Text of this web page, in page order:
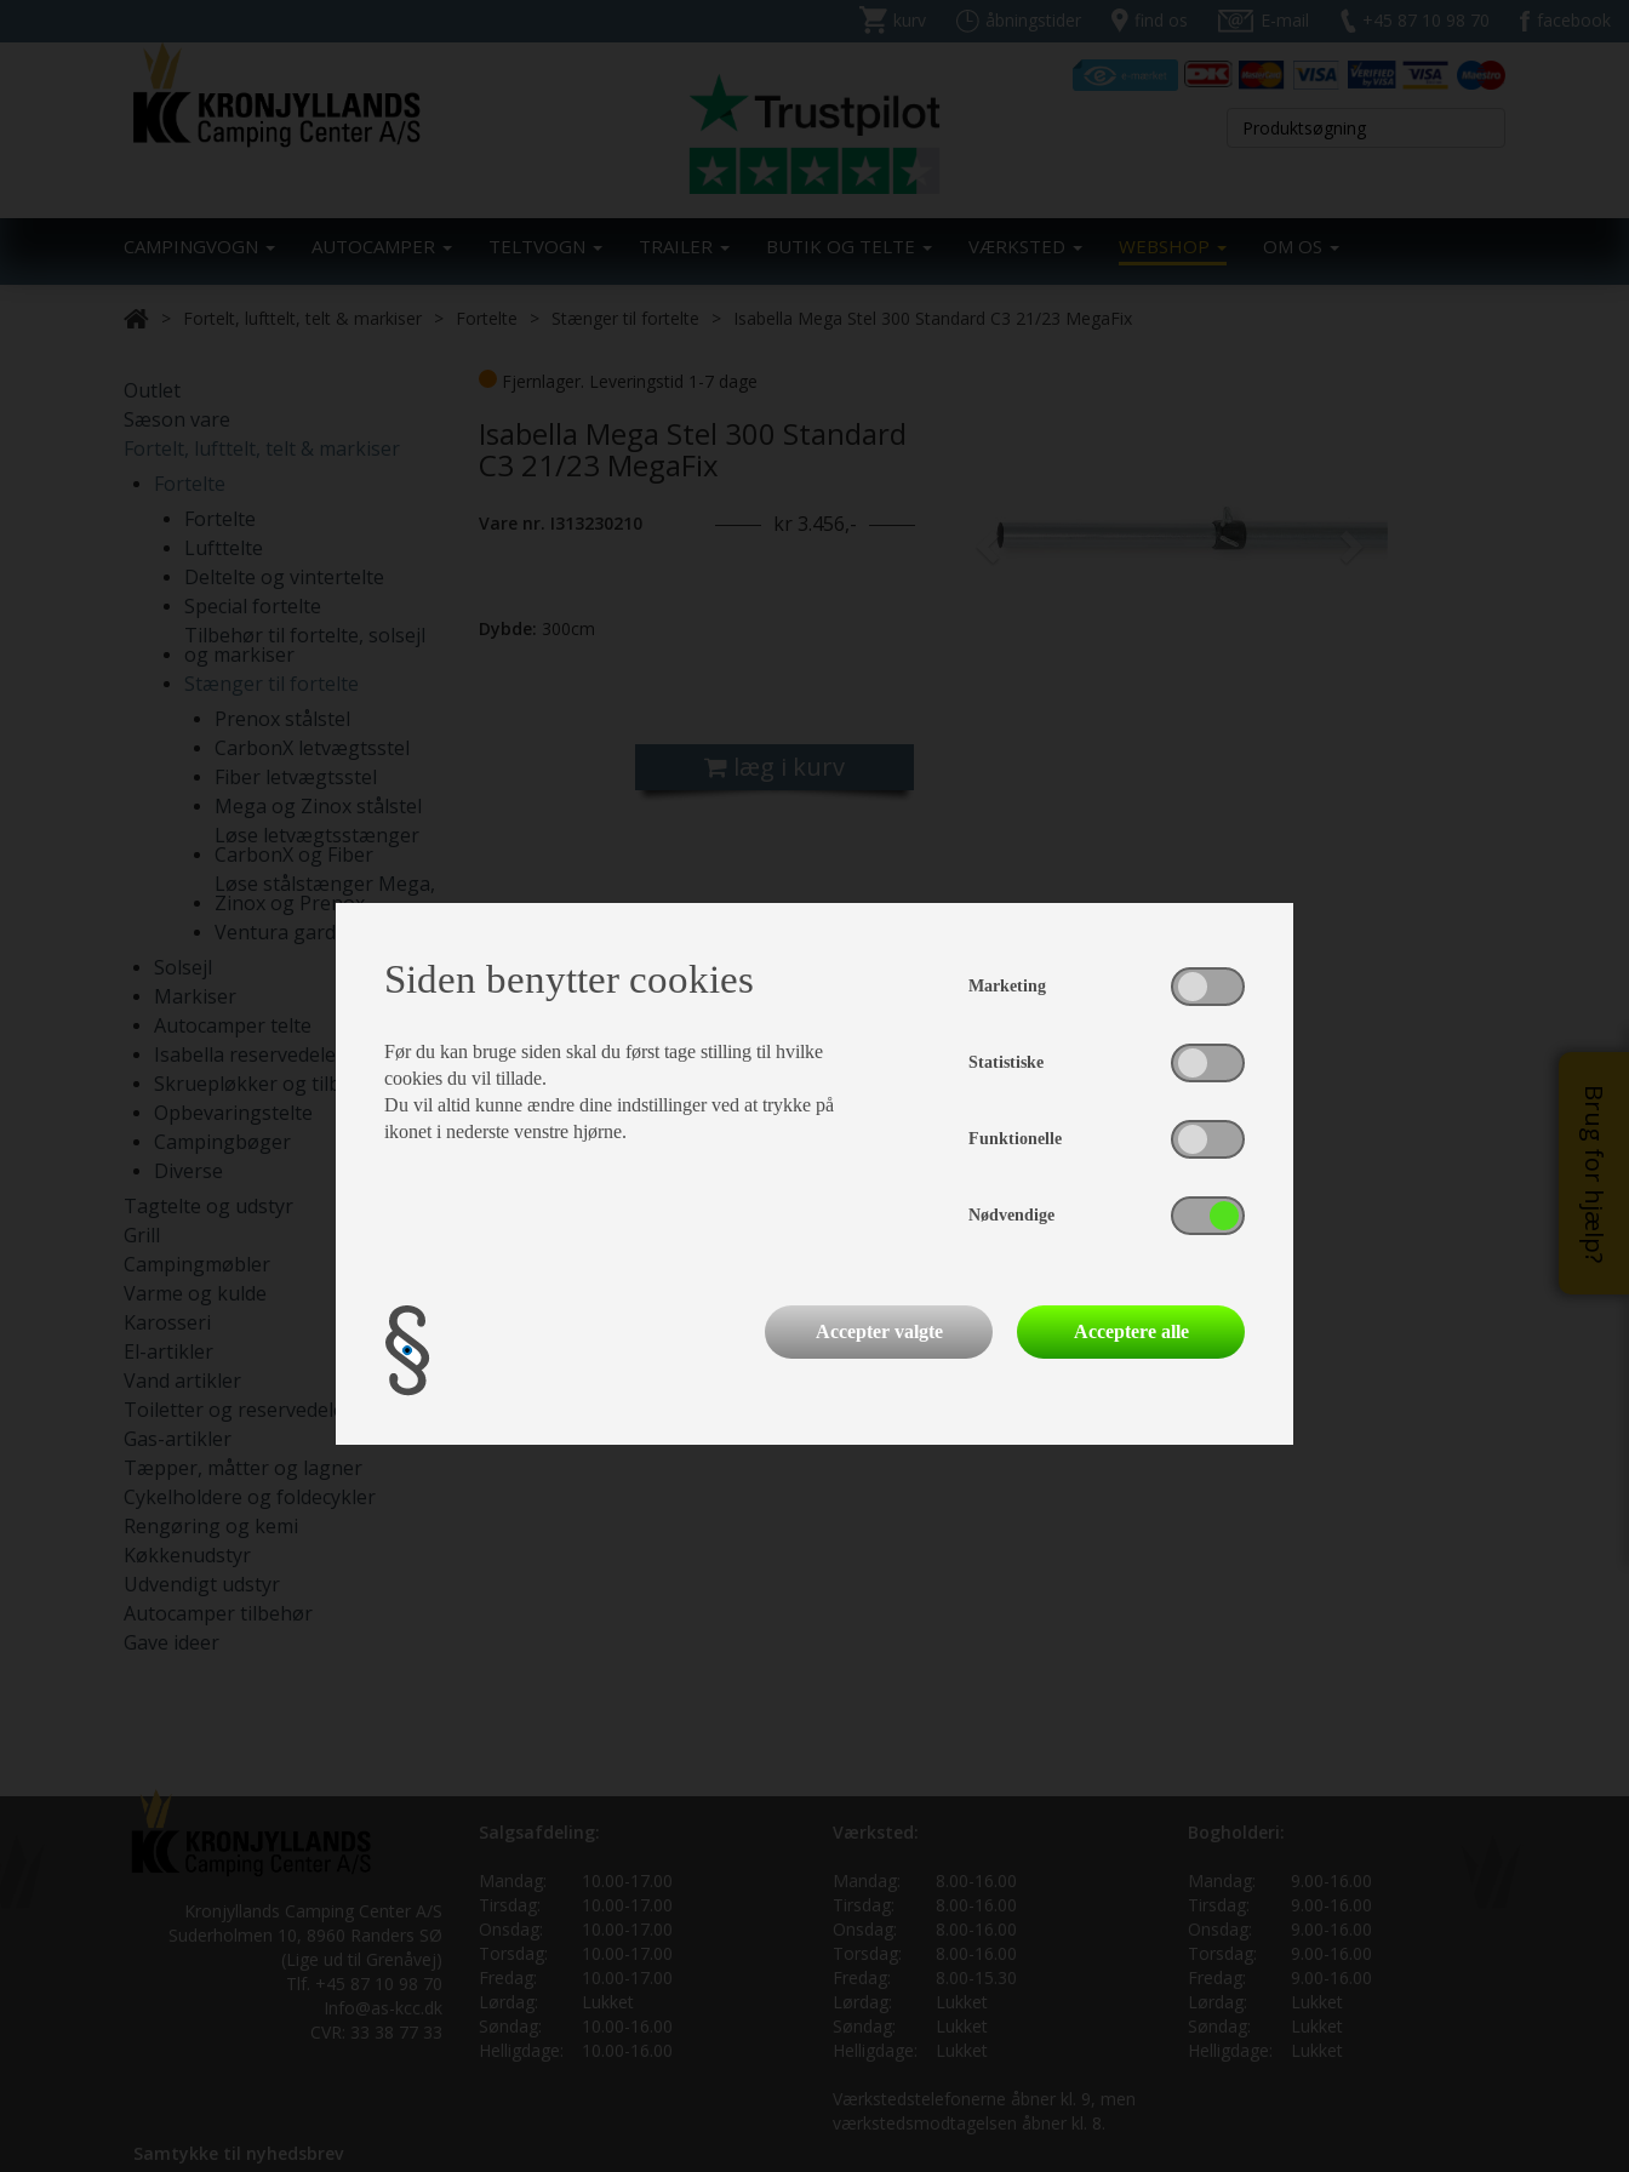
kurv åbningstider find os E-mail +45 87 10 98 70 facebook
CAMPINGVOGN AUTOCAMPER TELTVOGN TRAILER BUTIK OG TELTE VÆRKSTED WEBSHOP OM OS
Brug for hjælp?
Fortelt, lufttelt, telt & markiser Fortelte Stænger til fortelte Isabella Mega Stel 300 Standard C3 21/23 MegaFix
Outlet
Sæson vare
Fortelt, lufttelt, telt & markiser
Fortelte
Fortelte
Lufttelte
Deltelte og vintertelte
Special fortelte
Tilbehør til fortelte, solsejl
og markiser
Stænger til fortelte
Prenox stålstel
CarbonX letvægtsstel
Fiber letvægtsstel
Mega og Zinox stålstel
Løse letvægtsstænger
CarbonX og Fiber
Løse stålstænger Mega,
Zinox og Prenox
Ventura gardinstænger
Solsejl
Markiser
Autocamper telte
Isabella reservedele
Skruepløkker og tilbehør
Opbevaringstelte
Campingbøger
Diverse
Tagtelte og udstyr
Grill
Campingmøbler
Varme og kulde
Karosseri
El-artikler
Vand artikler
Toiletter og reservedele
Gas-artikler
Tæpper, måtter og lagner
Cykelholdere og foldecykler
Rengøring og kemi
Køkkenudstyr
Udvendigt udstyr
Autocamper tilbehør
Gave ideer
Fjernlager. Leveringstid 1-7 dage
Isabella Mega Stel 300 Standard
C3 21/23 MegaFix
Vare nr. I313230210 kr 3.456,-
Dybde: 300cm
læg i kurv
Kronjyllands Camping Center A/S
Suderholmen 10, 8960 Randers SØ
(Lige ud til Grenåvej)
Tlf. +45 87 10 98 70
Info@as-kcc.dk
CVR: 33 38 77 33
Samtykke til nyhedsbrev
Salgsafdeling:
Mandag:
10.00-17.00
Tirsdag:
10.00-17.00
Onsdag:
10.00-17.00
Torsdag:
10.00-17.00
Fredag:
10.00-17.00
Lørdag:
Lukket
Søndag:
10.00-16.00
Helligdage:
10.00-16.00
Værksted:
Mandag:
8.00-16.00
Tirsdag:
8.00-16.00
Onsdag:
8.00-16.00
Torsdag:
8.00-16.00
Fredag:
8.00-15.30
Lørdag:
Lukket
Søndag:
Lukket
Helligdage:
Lukket
Værkstedstelefonerne åbner kl. 9, men
værkstedsmodtagelsen åbner kl. 8.
Bogholderi:
Mandag:
9.00-16.00
Tirsdag:
9.00-16.00
Onsdag:
9.00-16.00
Torsdag:
9.00-16.00
Fredag:
9.00-16.00
Lørdag:
Lukket
Søndag:
Lukket
Helligdage:
Lukket
Siden benytter cookies
Før du kan bruge siden skal du først tage stilling til hvilke
cookies du vil tillade.
Du vil altid kunne ændre dine indstillinger ved at trykke på
ikonet i nederste venstre hjørne.
Marketing
Statistiske
Funktionelle
Nødvendige
Accepter valgte Acceptere alle